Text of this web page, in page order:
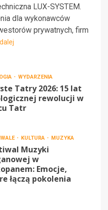
LUX-SYSTEM.
dla wykonawców
prywatnych, firm
WYDARZENIA
Tatry 2026: 15 lat
rewolucji w
Tatr
KULTURA MUZYKA
Muzyki
w
Emocje,
łączą pokolenia